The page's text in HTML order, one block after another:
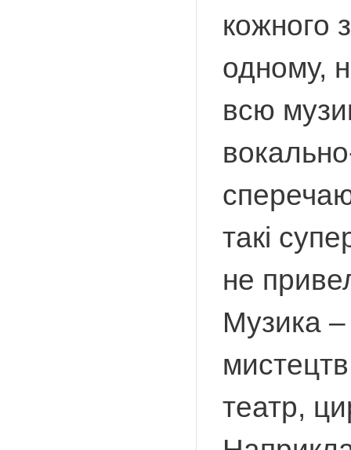
кожного
одному,
всю
такі
не
Музика
театр,